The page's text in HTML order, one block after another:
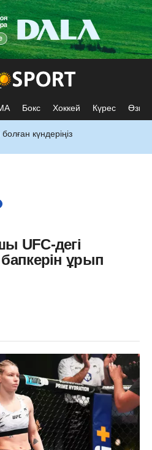
Бокс Хоккей Күрес Өзге
күндеріңіз
UFC-дегі
бапкерін ұрып